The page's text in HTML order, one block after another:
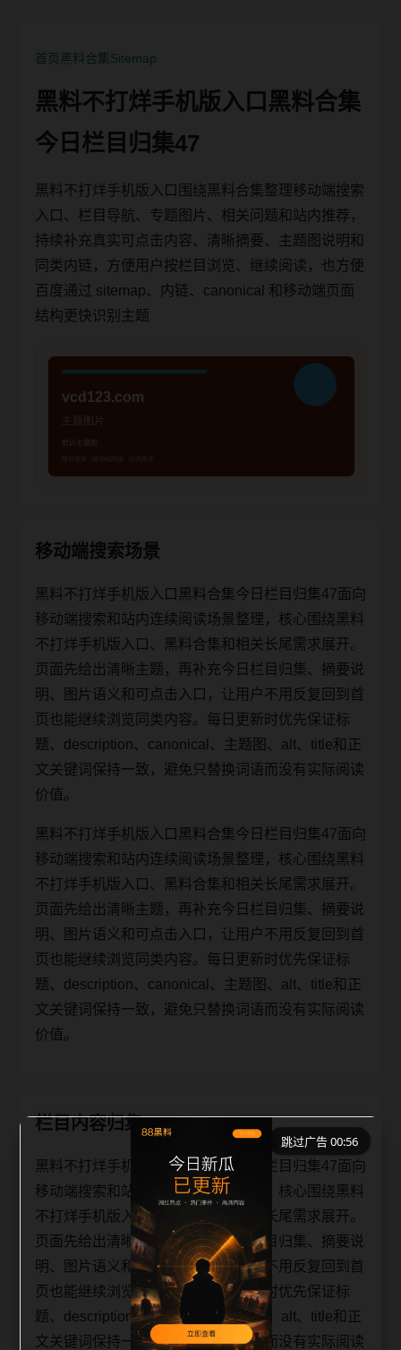
首页黑料合集Sitemap
黑料不打烊手机版入口黑料合集
今日栏目归集47
黑料不打烊手机版入口围绕黑料合集整理移动端搜索
入口、栏目导航、专题图片、相关问题和站内推荐，
持续补充真实可点击内容、清晰摘要、主题图说明和
同类内链，方便用户按栏目浏览、继续阅读，也方便
百度通过 sitemap、内链、canonical 和移动端页面
结构更快识别主题
移动端搜索场景
黑料不打烊手机版入口黑料合集今日栏目归集47面向
移动端搜索和站内连续阅读场景整理，核心围绕黑料
不打烊手机版入口、黑料合集和相关长尾需求展开。
页面先给出清晰主题，再补充今日栏目归集、摘要说
明、图片语义和可点击入口，让用户不用反复回到首
页也能继续浏览同类内容。每日更新时优先保证标
题、description、canonical、主题图、alt、title和正
文关键词保持一致，避免只替换词语而没有实际阅读
价值。
黑料不打烊手机版入口黑料合集今日栏目归集47面向
移动端搜索和站内连续阅读场景整理，核心围绕黑料
不打烊手机版入口、黑料合集和相关长尾需求展开。
页面先给出清晰主题，再补充今日栏目归集、摘要说
明、图片语义和可点击入口，让用户不用反复回到首
页也能继续浏览同类内容。每日更新时优先保证标
题、description、canonical、主题图、alt、title和正
文关键词保持一致，避免只替换词语而没有实际阅读
价值。
栏目内容归集
黑料不打烊手机版入口黑料合集今日栏目归集47面向
移动端搜索和站内连续阅读场景整理，核心围绕黑料
不打烊手机版入口、黑料合集和相关长尾需求展开。
页面先给出清晰主题，再补充今日栏目归集、摘要说
明、图片语义和可点击入口，让用户不用反复回到首
页也能继续浏览同类内容。每日更新时优先保证标
题、description、canonical、主题图、alt、title和正
文关键词保持一致，避免只替换词语而没有实际阅读
跳过广告 00:56